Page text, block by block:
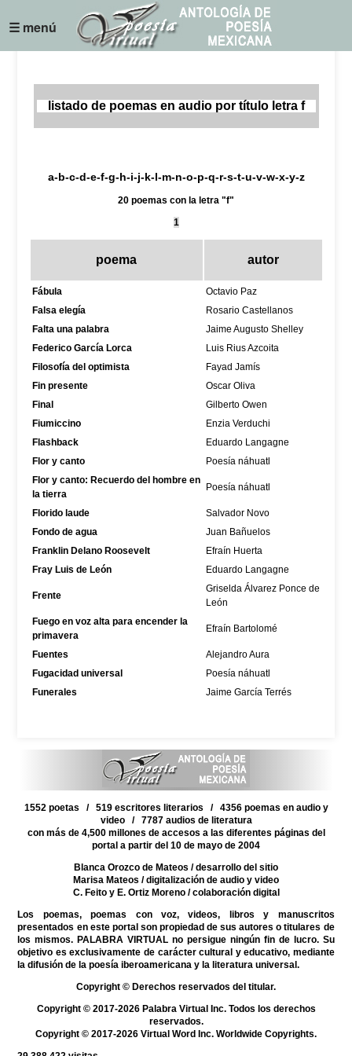
☰ menú
listado de poemas en audio por título letra f
a-b-c-d-e-f-g-h-i-j-k-l-m-n-o-p-q-r-s-t-u-v-w-x-y-z
20 poemas con la letra "f"
1
poema autor
Fábula
Octavio Paz
Falsa elegía
Rosario Castellanos
Falta una palabra
Jaime Augusto Shelley
Federico García Lorca
Luis Rius Azcoita
Filosofía del optimista
Fayad Jamís
Fin presente
Oscar Oliva
Final
Gilberto Owen
Fiumiccino
Enzia Verduchi
Flashback
Eduardo Langagne
Flor y canto
Poesía náhuatl
Flor y canto: Recuerdo del hombre en
la tierra
Poesía náhuatl
Florido laude
Salvador Novo
Fondo de agua
Juan Bañuelos
Franklin Delano Roosevelt
Efraín Huerta
Fray Luis de León
Eduardo Langagne
Frente
Griselda Álvarez Ponce de
León
Fuego en voz alta para encender la
primavera
Efraín Bartolomé
Fuentes
Alejandro Aura
Fugacidad universal
Poesía náhuatl
Funerales
Jaime García Terrés
1552 poetas / 519 escritores literarios / 4356 poemas en audio y
video / 7787 audios de literatura
con más de 4,500 millones de accesos a las diferentes páginas del
portal a partir del 10 de mayo de 2004
Blanca Orozco de Mateos / desarrollo del sitio
Marisa Mateos / digitalización de audio y video
C. Feito y E. Ortiz Moreno/ colaboración digital
Los poemas, poemas con voz, videos, libros y manuscritos
presentados en este portal son propiedad de sus autores o titulares de
los mismos. PALABRA VIRTUAL no persigue ningún fin de lucro. Su
objetivo es exclusivamente de carácter cultural y educativo, mediante
la difusión de la poesía iberoamericana y la literatura universal.
Copyright © Derechos reservados del titular.
Copyright © 2017-2026 Palabra Virtual Inc. Todos los derechos
reservados.
Copyright © 2017-2026 Virtual Word Inc. Worldwide Copyrights.